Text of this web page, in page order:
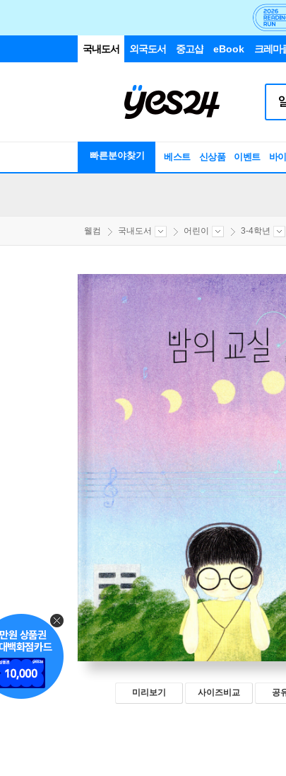
국내도서 외국도서 중고샵 eBook 크레마
빠른분야찾기 베스트 신상품 이벤트 바
웰컴 국내도서 어린이 3-4학년
미리보기 사이즈비교 공